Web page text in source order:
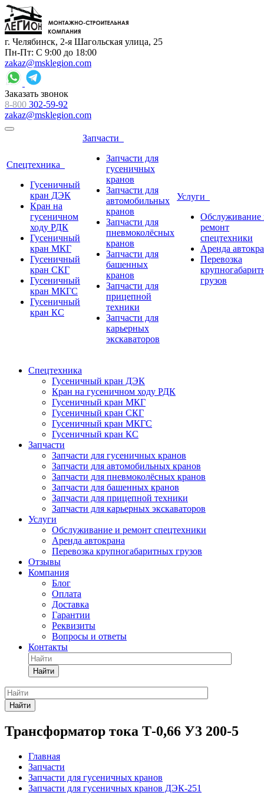
г. Челябинск, 2-я Шагольская улица, 25
Пн-Пт: С 9:00 до 18:00
zakaz@msklegion.com
Заказать звонок
8-800 302-59-92
zakaz@msklegion.com
Спецтехника
Гусеничный
кран ДЭК
Кран на
гусеничном
ходу РДК
Гусеничный
кран МКГ
Гусеничный
кран СКГ
Гусеничный
кран МКГС
Гусеничный
кран КС
Запчасти
Запчасти для
гусеничных
кранов
Запчасти для
автомобильных
кранов
Запчасти для
пневмоколёсных
кранов
Запчасти для
башенных
кранов
Запчасти для
прицепной
техники
Запчасти для
карьерных
экскаваторов
Услуги
Обслуживание
ремонт
спецтехники
Аренда
Перевозка
грузов
Спецтехника
Гусеничный кран ДЭК
Кран на гусеничном ходу РДК
Гусеничный кран МКГ
Гусеничный кран СКГ
Гусеничный кран МКГС
Гусеничный кран КС
Запчасти
Запчасти для гусеничных кранов
Запчасти для автомобильных кранов
Запчасти для пневмоколёсных кранов
Запчасти для башенных кранов
Запчасти для прицепной техники
Запчасти для карьерных экскаваторов
Услуги
Обслуживание и ремонт спецтехники
Аренда автокрана
Перевозка крупногабаритных грузов
Отзывы
Компания
Блог
Оплата
Доставка
Гарантии
Реквизиты
Вопросы и ответы
Контакты
Найти
Найти
Трансформатор тока Т-0,66 У3 200-5
Главная
Запчасти
Запчасти для гусеничных кранов
Запчасти для гусеничных кранов ДЭК-251